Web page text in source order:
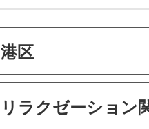
スクールを
駅・路線か
港区
リラクゼーション